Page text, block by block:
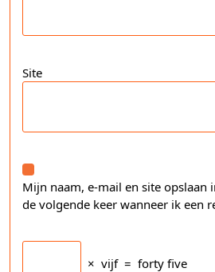
Site
Mijn naam, e-mail en site opslaan
de volgende keer wanneer ik een
× vijf = forty five